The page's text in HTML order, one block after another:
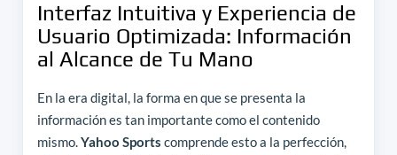
Interfaz Intuitiva y Experiencia de
Usuario Optimizada: Información
al Alcance de Tu Mano
En la era digital, la forma en que se presenta la
información es tan importante como el contenido
mismo.Yahoo Sports comprende esto a la perfección,